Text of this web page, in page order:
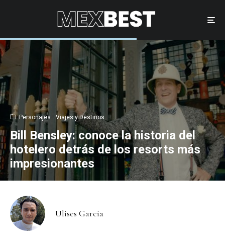
Personajes Viajes y Destinos
Bill Bensley: conoce la historia del
hotelero detrás de los resorts más
impresionantes
Ulises Garcia